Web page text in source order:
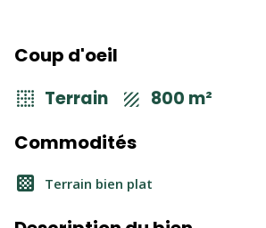
Coup d'oeil
Terrain 800 m²
Commodités
Terrain bien plat